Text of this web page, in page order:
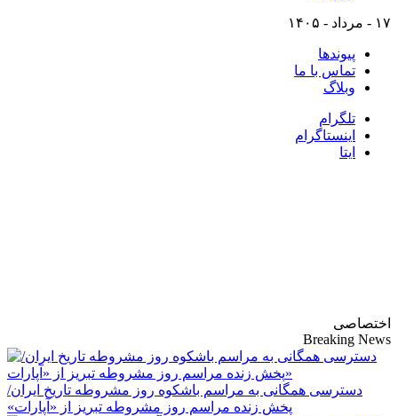
۱۷ - مرداد - ۱۴۰۵
پیوندها
تماس با ما
وبلاگ
تلگرام
اینستاگرام
ایتا
اختصاصی
Breaking News
دسترسی همگانی به مراسم باشکوه روز مشروطه تاریخ ایران/
پخش زنده مراسم روز مشروطه تبریز از «آپارات»